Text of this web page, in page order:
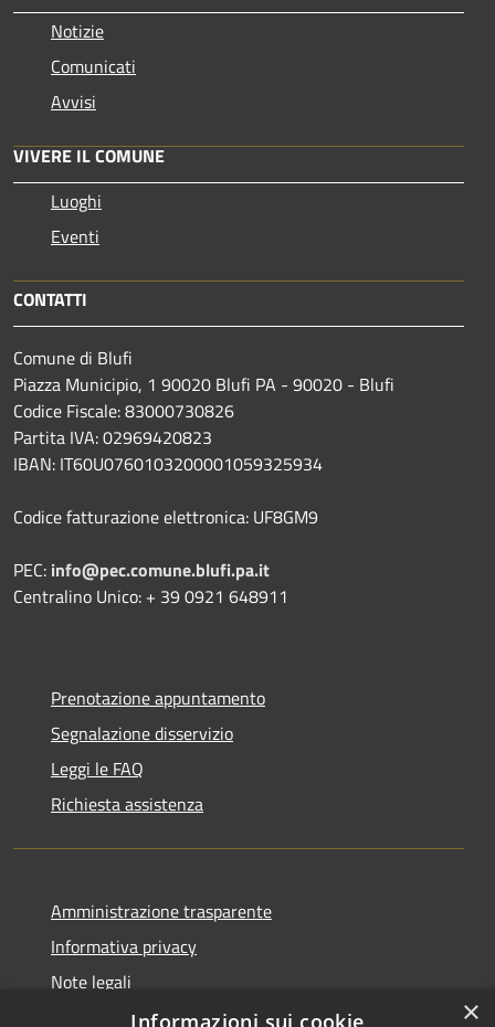
Notizie
Comunicati
Avvisi
VIVERE IL COMUNE
Luoghi
Eventi
CONTATTI
Comune di Blufi
Piazza Municipio, 1 90020 Blufi PA - 90020 - Blufi
Codice Fiscale: 83000730826
Partita IVA: 02969420823
IBAN: IT60U0760103200001059325934
Codice fatturazione elettronica: UF8GM9
PEC: info@pec.comune.blufi.pa.it
Centralino Unico: + 39 0921 648911
Prenotazione appuntamento
Segnalazione disservizio
Leggi le FAQ
Richiesta assistenza
Amministrazione trasparente
Informativa privacy
Note legali
Dichiarazione di accessibilità
×
Informazioni sui cookie